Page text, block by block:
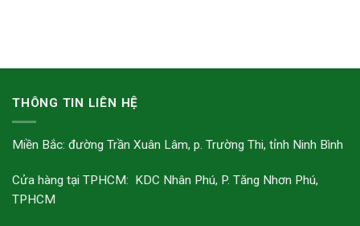
THÔNG TIN LIÊN HỆ
Miền Bắc: đường Trần Xuân Lâm, p. Trường Thi, tỉnh Ninh Bình
Cửa hàng tại TPHCM: KDC Nhân Phú, P. Tăng Nhơn Phú,
TPHCM